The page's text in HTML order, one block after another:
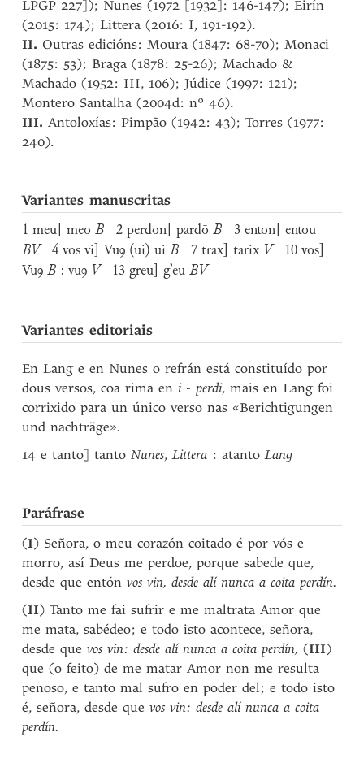
LPGP 227]); Nunes (1972 [1932]: 146-147); Eirín
(2015: 174); Littera (2016: I, 191-192).
II. Outras edicións: Moura (1847: 68-70); Monaci
(1875: 53); Braga (1878: 25-26); Machado &
Machado (1952: III, 106); Júdice (1997: 121);
Montero Santalha (2004d: nº 46).
III. Antoloxías: Pimpão (1942: 43); Torres (1977:
240).
Variantes manuscritas
1 meu] meoB 2 perdon] pardōB 3 enton] entou
BV 4 vos vi] Vuꝯ (ui) uiB 7 trax] tarix V 10 vos]
VuꝯB : vuꝯ V 13 greu] g’euBV
Variantes editoriais
En Lang e en Nunes o refrán está constituído por
dous versos, coa rima en i - perdi, mais en Lang foi
corrixido para un único verso nas «Berichtigungen
und nachträge».
14 e tanto] tantoNunes,Littera : atantoLang
Paráfrase
(I) Señora, o meu corazón coitado é por vós e
morro, así Deus me perdoe, porque sabede que,
desde que entónvos vin, desde alí nunca a coita perdín.
(II) Tanto me fai sufrir e me maltrata Amor que
me mata, sabédeo; e todo isto acontece, señora,
desde quevos vin: desde alí nunca a coita perdín, (III)
que (o feito) de me matar Amor non me resulta
penoso, e tanto mal sufro en poder del; e todo isto
é, señora, desde quevos vin: desde alí nunca a coita
perdín.